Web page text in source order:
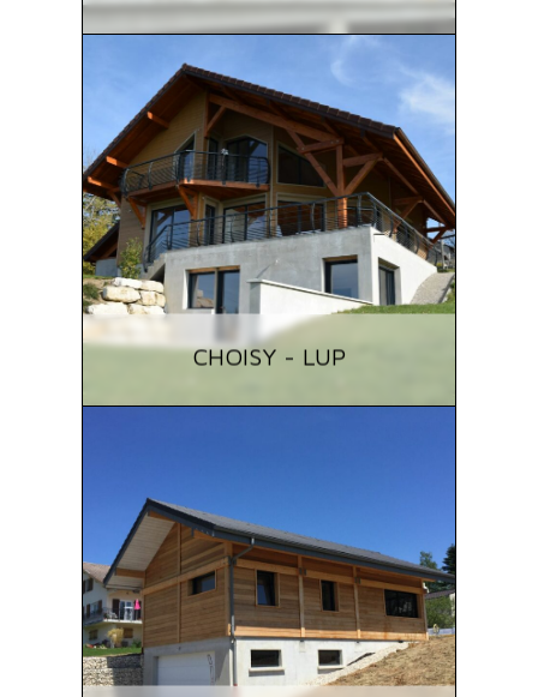
CHOISY - LUP